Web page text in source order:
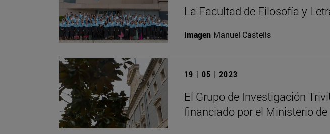
La Facultad de Filosofía y
Imagen Manuel Castells
19 | 05 | 2023
El Grupo de Investigación
financiado por el Ministerio